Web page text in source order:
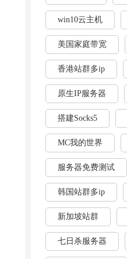
win10云主机
美国家庭带宽
香港站群多ip
原生IP服务器
搭建Socks5
MC我的世界
服务器免费测试
韩国站群多ip
新加坡站群
七日杀服务器